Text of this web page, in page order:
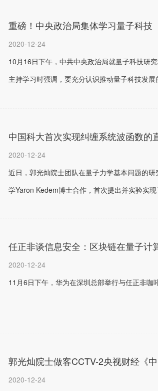
重磅！中央政治局集体学习量子科技
2020-12-24
10月16日下午，中共中央政治局就量子科技研
主持学习时强调，要充分认识推动量子科技发
中国科大首次实现纠缠系统波函数的
2020-12-24
近日，郭光灿院士团队在量子力学基本问题的
学Yaron Kedem博士合作，首次提出并实验实
任正非谈信息安全：区块链在量子计
2020-12-24
11月6日下午，华为在深圳总部举行与任正非咖
郭光灿院士做客CCTV-2央视财经《中
2020-12-24